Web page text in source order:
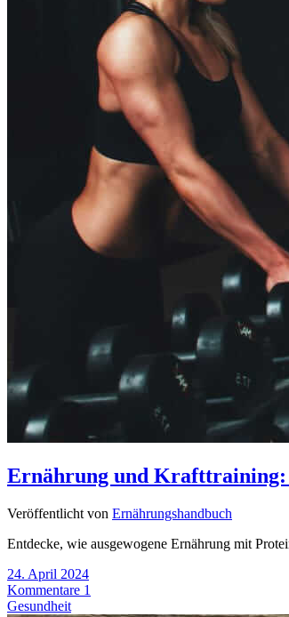
Ernährung und Krafttraining:
Veröffentlicht von Ernährungshandbuch
Entdecke, wie ausgewogene Ernährung mit
24. April 2024
Kommentare 1
Gesundheit